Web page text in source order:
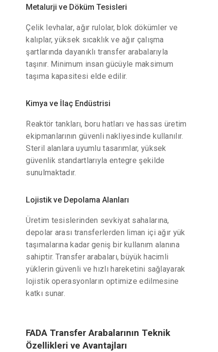
Metalurji ve Döküm Tesisleri
Çelik levhalar, ağır rulolar, blok dökümler ve
kalıplar, yüksek sıcaklık ve ağır çalışma
şartlarında dayanıklı transfer arabalarıyla
taşınır. Minimum insan gücüyle maksimum
taşıma kapasitesi elde edilir.
Kimya ve İlaç Endüstrisi
Reaktör tankları, boru hatları ve hassas üretim
ekipmanlarının güvenli nakliyesinde kullanılır.
Steril alanlara uyumlu tasarımlar, yüksek
güvenlik standartlarıyla entegre şekilde
sunulmaktadır.
Lojistik ve Depolama Alanları
Üretim tesislerinden sevkiyat sahalarına,
depolar arası transferlerden liman içi ağır yük
taşımalarına kadar geniş bir kullanım alanına
sahiptir. Transfer arabaları, büyük hacimli
yüklerin güvenli ve hızlı hareketini sağlayarak
lojistik operasyonların optimize edilmesine
katkı sunar.
FADA Transfer Arabalarının Teknik
Özellikleri ve Avantajları